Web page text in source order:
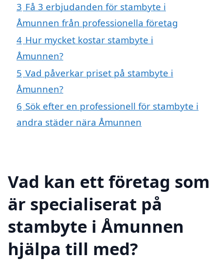
3 Få 3 erbjudanden för stambyte i
Åmunnen från professionella företag
4 Hur mycket kostar stambyte i
Åmunnen?
5 Vad påverkar priset på stambyte i
Åmunnen?
6 Sök efter en professionell för stambyte i
andra städer nära Åmunnen
Vad kan ett företag som
är specialiserat på
stambyte i Åmunnen
hjälpa till med?